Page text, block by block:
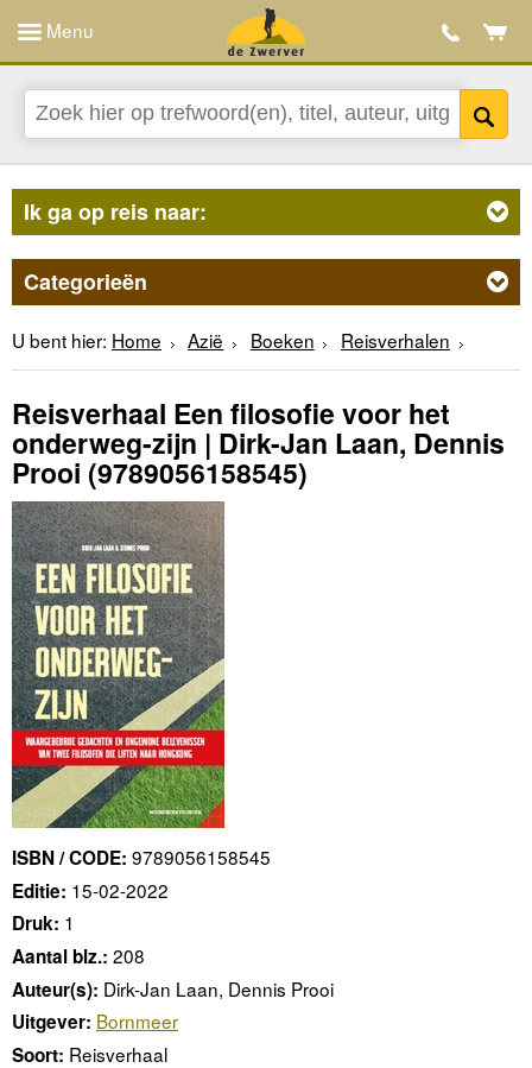
Menu
Ik ga op reis naar:
Categorieën
U bent hier: Home Azië Boeken Reisverhalen
Reisverhaal Een filosofie voor het
onderweg-zijn | Dirk-Jan Laan, Dennis
Prooi (9789056158545)
ISBN / CODE: 9789056158545
Editie: 15-02-2022
Druk: 1
Aantal blz.: 208
Auteur(s): Dirk-Jan Laan, Dennis Prooi
Uitgever: Bornmeer
Soort: Reisverhaal